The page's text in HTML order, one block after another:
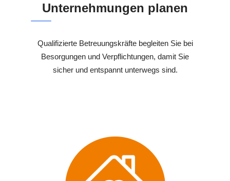
Unternehmungen planen
Qualifizierte Betreuungskräfte begleiten Sie bei
Besorgungen und Verpflichtungen, damit Sie
sicher und entspannt unterwegs sind.